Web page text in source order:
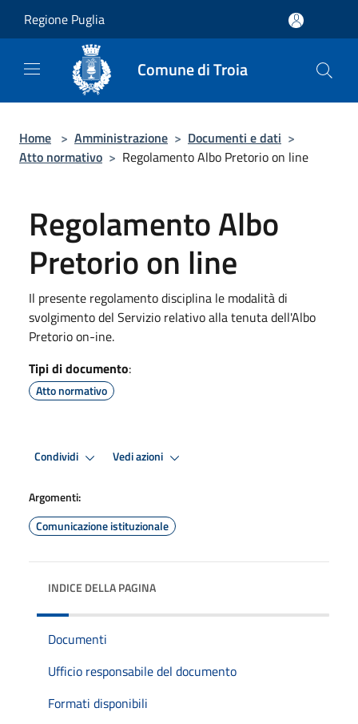
Regione Puglia
Comune di Troia
Home > Amministrazione > Documenti e dati >
Atto normativo > Regolamento Albo Pretorio on line
Regolamento Albo
Pretorio on line
Il presente regolamento disciplina le modalità di
svolgimento del Servizio relativo alla tenuta dell'Albo
Pretorio on-ine.
Tipi di documento:
Atto normativo
Condividi Vedi azioni
Argomenti:
Comunicazione istituzionale
INDICE DELLA PAGINA
Documenti
Ufficio responsabile del documento
Formati disponibili